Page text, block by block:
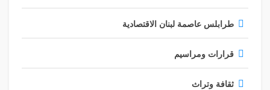
طرابلس عاصمة لبنان الاقتصادية
قرارات ومراسيم
ثقافة وتراث